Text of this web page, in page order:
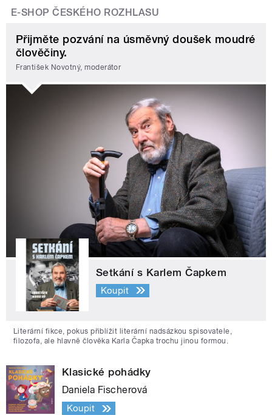
E-SHOP ČESKÉHO ROZHLASU
Přijměte pozvání na úsměvný doušek moudré
člověčiny.
František Novotný, moderátor
Setkání s Karlem Čapkem
Koupit
Literární fikce, pokus přiblížit literární nadsázkou spisovatele,
filozofa, ale hlavně člověka Karla Čapka trochu jinou formou.
Klasické pohádky
Daniela Fischerová
Koupit